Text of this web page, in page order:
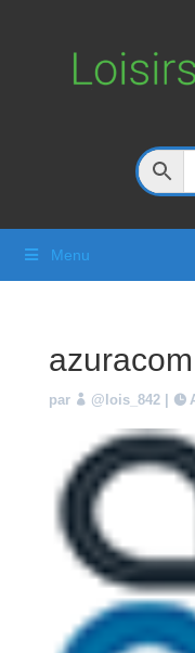
Menu
azuracom
par @lois_842|